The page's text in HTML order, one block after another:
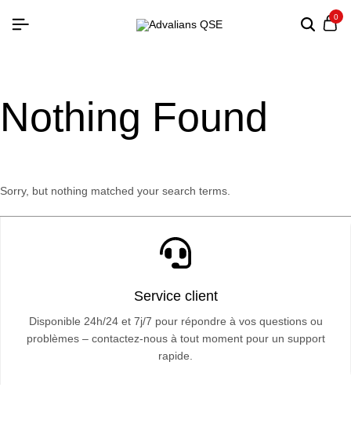
0
Nothing Found
Sorry, but nothing matched your search terms.
Service client
Disponible 24h/24 et 7j/7 pour répondre à vos questions ou
problèmes – contactez-nous à tout moment pour un support
rapide.